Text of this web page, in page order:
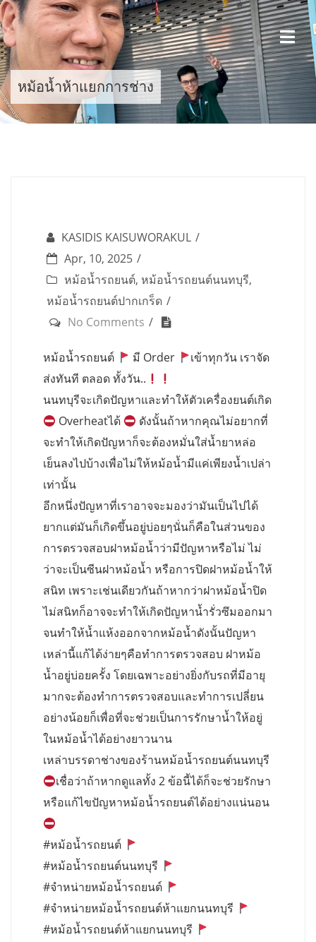
Skip
to
content
หม้อน้ำห้าแยกการช่าง
KASIDIS KAISUWORAKUL
Apr, 10, 2025
หม้อน้ำรถยนต์, หม้อน้ำรถยนต์นนทบุรี,
หม้อน้ำรถยนต์ปากเกร็ด
No Comments
หม้อน้ำรถยนต์ มี Order
เข้าทุกวัน เราจัด
ส่งทันที ตลอด ทั้งวัน..
นนทบุรีจะเกิดปัญหาและทำให้ตัวเครื่องยนต์เกิด
Overheatได้
ดังนั้นถ้าหากคุณไม่อยากที่
จะทำให้เกิดปัญหาก็จะต้องหมั่นใส่น้ำยาหล่อ
เย็นลงไปบ้างเพื่อไม่ให้หม้อน้ำมีแค่เพียงน้ำเปล่า
เท่านั้น
อีกหนึ่งปัญหาที่เราอาจจะมองว่ามันเป็นไปได้
ยากแต่มันก็เกิดขึ้นอยู่บ่อยๆนั่นก็คือในส่วนของ
การตรวจสอบฝาหม้อน้ำว่ามีปัญหาหรือไม่ ไม่
ว่าจะเป็นซีนฝาหม้อน้ำ หรือการปิดฝาหม้อน้ำให้
สนิท เพราะเช่นเดียวกันถ้าหากว่าฝาหม้อน้ำปิด
ไม่สนิทก็อาจจะทำให้เกิดปัญหาน้ำรั่วซึมออกมา
จนทำให้น้ำแห้งออกจากหม้อน้ำดังนั้นปัญหา
เหล่านี้แก้ได้ง่ายๆคือทำการตรวจสอบ ฝาหม้อ
น้ำอยู่บ่อยครั้ง โดยเฉพาะอย่างยิ่งกับรถที่มีอายุ
มากจะต้องทำการตรวจสอบและทำการเปลี่ยน
อย่างน้อยก็เพื่อที่จะช่วยเป็นการรักษาน้ำให้อยู่
ในหม้อน้ำได้อย่างยาวนาน
เหล่าบรรดาช่างของร้านหม้อน้ำรถยนต์นนทบุรี
เชื่อว่าถ้าหากดูแลทั้ง 2 ข้อนี้ได้ก็จะช่วยรักษา
หรือแก้ไขปัญหาหม้อน้ำรถยนต์ได้อย่างแน่นอน
#หม้อน้ำรถยนต์
#หม้อน้ำรถยนต์นนทบุรี
#จำหน่ายหม้อน้ำรถยนต์
#จำหน่ายหม้อน้ำรถยนต์ห้าแยกนนทบุรี
#หม้อน้ำรถยนต์ห้าแยกนนทบุรี